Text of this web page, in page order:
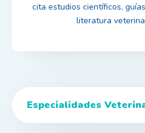
cita estudios científicos,
literatura
Especialidades